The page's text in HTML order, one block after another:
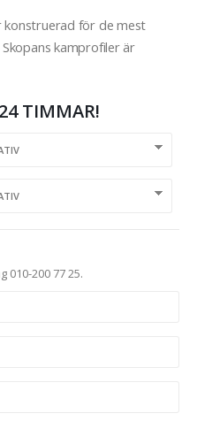
konstruerad för de mest
kamprofiler är
TIMMAR!
200 77 25.